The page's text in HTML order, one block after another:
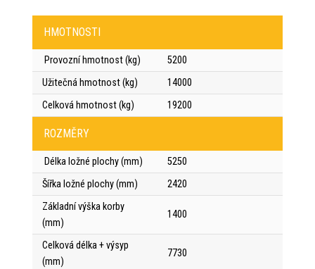
HMOTNOSTI
Provozní hmotnost (kg)
5200
Užitečná hmotnost (kg)
14000
Celková hmotnost (kg)
19200
ROZMĚRY
Délka ložné plochy (mm)
5250
Šířka ložné plochy (mm)
2420
Základní výška korby
(mm)
1400
Celková délka + výsyp
(mm)
7730